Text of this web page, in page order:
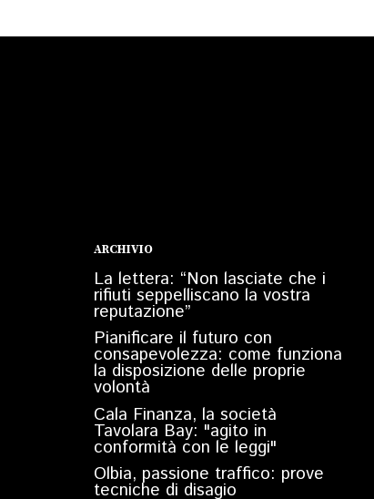
ARCHIVIO
La lettera: “Non lasciate che i
rifiuti seppelliscano la vostra
reputazione”
Pianificare il futuro con
consapevolezza: come funziona
la disposizione delle proprie
volontà
Cala Finanza, la società
Tavolara Bay: "agito in
conformità con le leggi"
Olbia, passione traffico: prove
tecniche di disagio